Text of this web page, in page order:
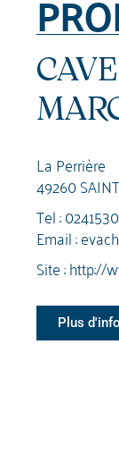
La Perrière
49260
Tel :
Email :
Site :http://
Plus